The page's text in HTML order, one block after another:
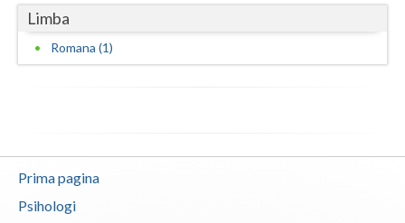
Limba
Romana (1)
Prima pagina
Psihologi